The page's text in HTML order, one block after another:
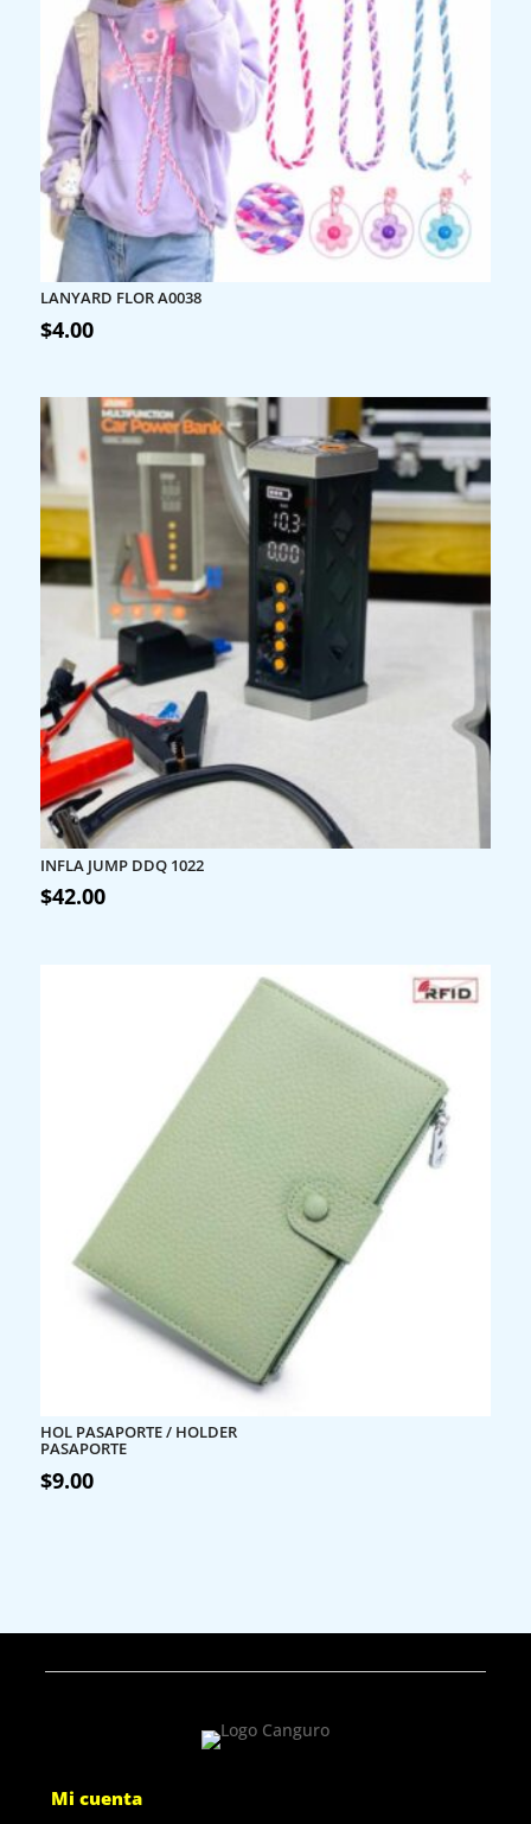
LANYARD FLOR A0038
$4.00
INFLA JUMP DDQ 1022
$42.00
HOL PASAPORTE / HOLDER
PASAPORTE
$9.00
Mi cuenta